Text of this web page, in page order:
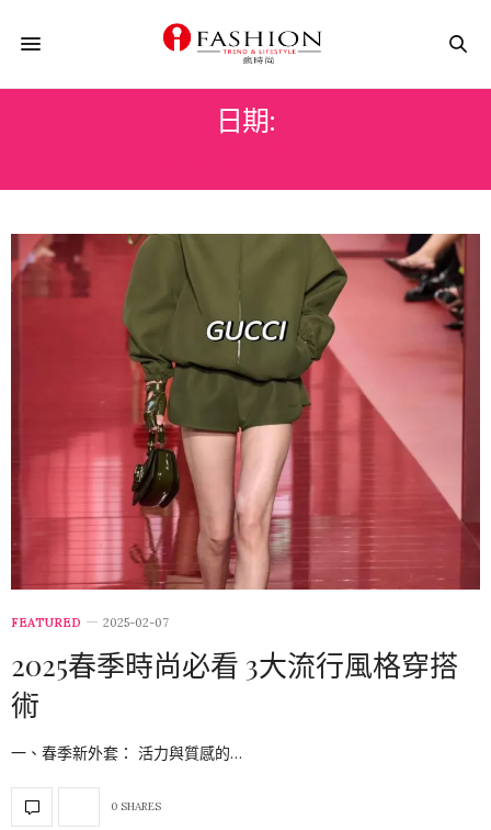
日期:
FEATURED 2025-02-07
2025春季時尚必看 3大流行風格穿搭
術
一、春季新外套： 活力與質感的…
0 SHARES